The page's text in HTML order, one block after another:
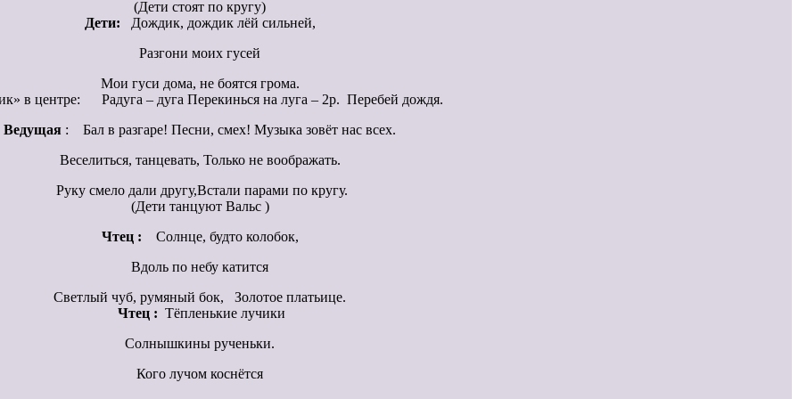
(Дети стоят по кругу)
Дети: Дождик, дождик лёй сильней,
Разгони моих гусей
Мои гуси дома, не боятся грома.
в центре: Радуга – дуга Перекинься на луга – 2р. Перебей дождя.
Ведущая : Бал в разгаре! Песни, смех! Музыка зовёт нас всех.
Веселиться, танцевать, Только не воображать.
Руку смело дали другу,Встали парами по кругу.
(Дети танцуют Вальс )
Чтец : Солнце, будто колобок,
Вдоль по небу катится
Светлый чуб, румяный бок, Золотое платьице.
Чтец : Тёпленькие лучики
Солнышкины рученьки.
Кого лучом коснётся